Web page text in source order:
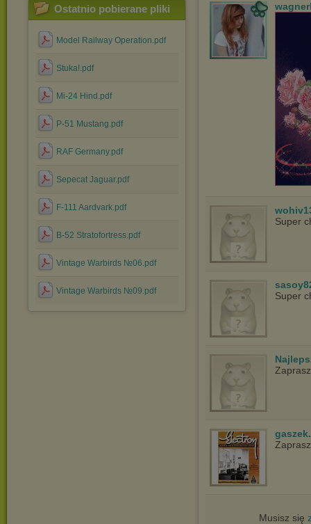
Ostatnio pobierane pliki
Model Railway Operation.pdf
Stuka!.pdf
Mi-24 Hind.pdf
P-51 Mustang.pdf
RAF Germany.pdf
Sepecat Jaguar.pdf
F-111 Aardvark.pdf
B-52 Stratofortress.pdf
Vintage Warbirds №06.pdf
Vintage Warbirds №09.pdf
Super
Super
Musisz się